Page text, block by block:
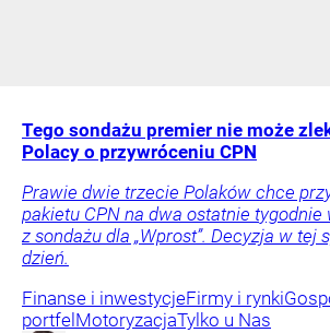
Tego sondażu premier nie może
Polacy o przywróceniu CPN
Prawie dwie trzecie Polaków chce
pakietu CPN na dwa ostatnie
z sondażu dla „Wprost”. Decyzja w tej
dzień.
Finanse i inwestycjeFirmy i rynki
portfel MotoryzacjaTylko u Nas